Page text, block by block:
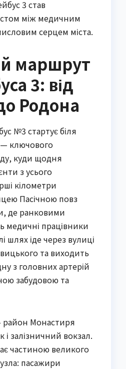
3 став
між медичним
серцем міста.
маршрут
3: від
Родона
№3 стартує біля
— ключового
куди щодня
з усього
кілометри
Пасічною повз
де ранковими
медичні працівники
шлях іде через вулиці
та виходить
з головних артерій
забудовою та
Монастиря
і залізничний вокзал.
частиною великого
пасажири